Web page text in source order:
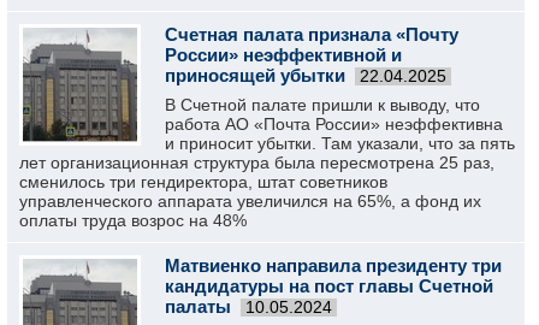
Счетная палата признала «Почту
России» неэффективной и
приносящей убытки
22.04.2025
В Счетной палате пришли к выводу, что
работа АО «Почта России» неэффективна
и приносит убытки. Там указали, что за пять
лет организационная структура была пересмотрена 25 раз,
сменилось три гендиректора, штат советников
управленческого аппарата увеличился на 65%, а фонд их
оплаты труда возрос на 48%
Матвиенко направила президенту три
кандидатуры на пост главы Счетной
палаты
10.05.2024